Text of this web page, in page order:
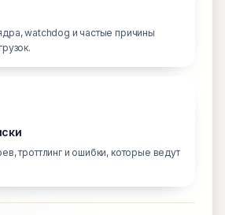
watchdog и частые причины
троттлинг и ошибки, которые ведут